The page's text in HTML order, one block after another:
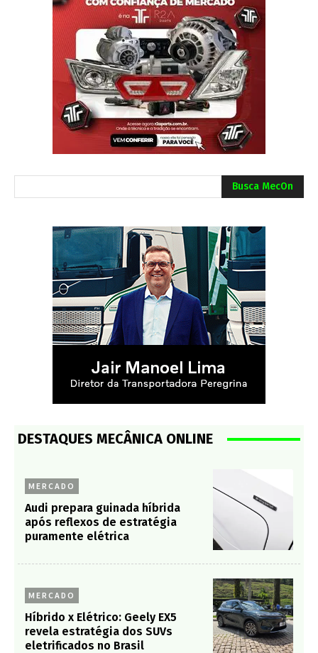
Busca MecOn
DESTAQUES MECÂNICA ONLINE
MERCADO
Audi prepara guinada híbrida
após reflexos de estratégia
puramente elétrica
MERCADO
Híbrido x Elétrico: Geely EX5
revela estratégia dos SUVs
eletrificados no Brasil